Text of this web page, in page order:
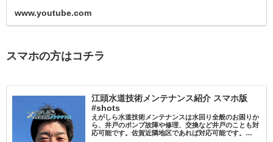
www.youtube.com
スマホの方はコチラ
江頭水道技術メンテナンス紹介 スマホ版
#shots
えがしら水道技術メンテナンスは水回り全般のお困りか
ら、井戸のポンプ故障や修理、交換など井戸のことも対
応可能です。佐賀近隣地区であれば対応可能です。